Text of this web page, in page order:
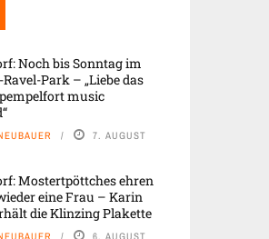
Noch bis Sonntag im
Park – „Liebe das
music
7. AUGUST
Mostertpöttches ehren
eine Frau – Karin
die Klinzing Plakette
6. AUGUST